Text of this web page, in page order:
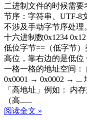
二进制文件的时候需
节序：字符串、UTF-8
不涉及手动字节序处理
十六进制数0x1234
低位字节==（低字节
高位，靠右边的是低位
一格一格的地址空间：
0x0001 → 0x0002 → ...
「高地址」例如： 内
（高......
阅读全文 »